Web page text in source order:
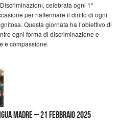
celebrata ogni 1°
per riaffermare il diritto di ogni
Questa giornata ha l’obiettivo di
ogni forma di discriminazione e
e compassione.
Madre – 21 Febbraio 2025